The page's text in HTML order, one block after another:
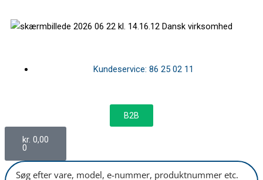
Dansk virksomhed
Kundeservice: 86 25 02 11
B2B
kr. 0,00
0